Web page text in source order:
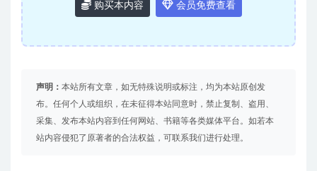
购买本内容 会员免费查看
声明： 本站所有文章，如无特殊说明或标注，均为本站原创发
布。任何个人或组织，在未征得本站同意时，禁止复制、盗用、
采集、发布本站内容到任何网站、书籍等各类媒体平台。如若本
站内容侵犯了原著者的合法权益，可联系我们进行处理。